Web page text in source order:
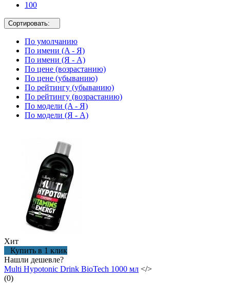
100
Сортировать:
По умолчанию
По имени (A - Я)
По имени (Я - A)
По цене (возрастанию)
По цене (убыванию)
По рейтингу (убыванию)
По рейтингу (возрастанию)
По модели (A - Я)
По модели (Я - A)
Хит
Купить в 1 клик
Нашли дешевле?
Multi Hypotonic Drink BioTech 1000 мл </>
(0)